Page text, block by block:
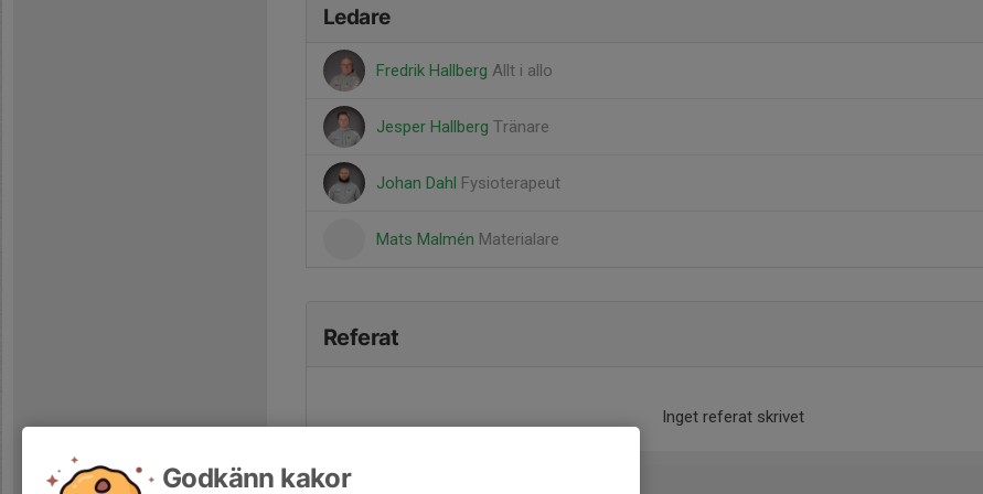
Ledare
Fredrik Hallberg Allt i allo
Jesper Hallberg Tränare
Johan Dahl Fysioterapeut
Mats Malmén Materialare
Referat
Inget referat skrivet
Godkänn kakor